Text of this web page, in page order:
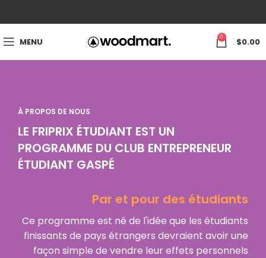
MENU 0 $0.00
À PROPOS DE NOUS
LE FRIPRIX ÉTUDIANT EST UN
PROGRAMME DU CLUB ENTREPRENEUR
ÉTUDIANT GASPÉ
Par et pour des étudiants
Ce programme est né de l'idée que les étudiants
finissants de pays étrangers devraient avoir une
façon simple de vendre leur effets personnels